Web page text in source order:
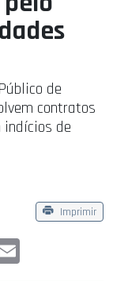
de
contratos
de
Imprimir